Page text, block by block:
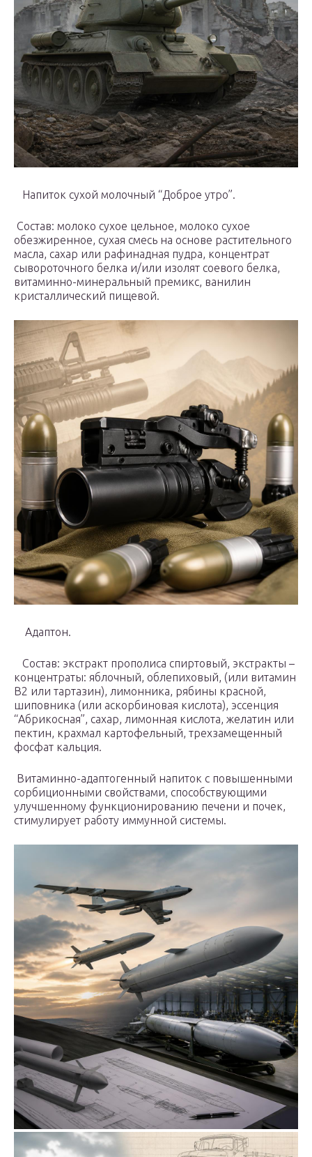
Напиток сухой молочный “Доброе утро”.
Состав: молоко сухое цельное, молоко сухое
обезжиренное, сухая смесь на основе растительного
масла, сахар или рафинадная пудра, концентрат
сывороточного белка и/или изолят соевого белка,
витаминно-минеральный премикс, ванилин
кристаллический пищевой.
Адаптон.
Состав: экстракт прополиса спиртовый, экстракты –
концентраты: яблочный, облепиховый, (или витамин
В2 или тартазин), лимонника, рябины красной,
шиповника (или аскорбиновая кислота), эссенция
“Абрикосная”, сахар, лимонная кислота, желатин или
пектин, крахмал картофельный, трехзамещенный
фосфат кальция.
Витаминно-адаптогенный напиток с повышенными
сорбиционными свойствами, способствующими
улучшенному функционированию печени и почек,
стимулирует работу иммунной системы.